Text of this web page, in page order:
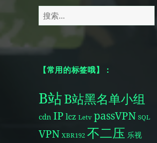
搜
索：
【常用的标签哦】：
B站B站黑名单小组
cdnIP lcz Letv passVPN SQL
VPN XBR192 不二压 乐视